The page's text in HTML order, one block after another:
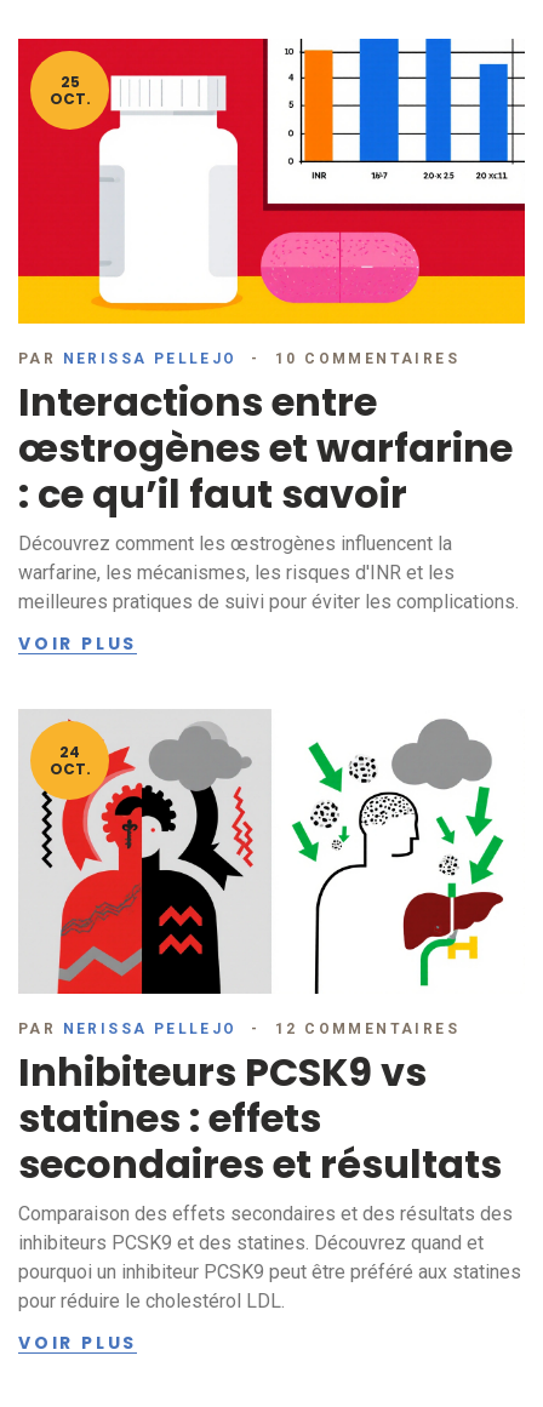
25
OCT.
PAR NERISSA PELLEJO 10 COMMENTAIRES
Interactions entre
œstrogènes et warfarine
: ce qu’il faut savoir
Découvrez comment les œstrogènes influencent la
warfarine, les mécanismes, les risques d'INR et les
meilleures pratiques de suivi pour éviter les complications.
VOIR PLUS
24
OCT.
PAR NERISSA PELLEJO 12 COMMENTAIRES
Inhibiteurs PCSK9 vs
statines : effets
secondaires et résultats
Comparaison des effets secondaires et des résultats des
inhibiteurs PCSK9 et des statines. Découvrez quand et
pourquoi un inhibiteur PCSK9 peut être préféré aux statines
pour réduire le cholestérol LDL.
VOIR PLUS